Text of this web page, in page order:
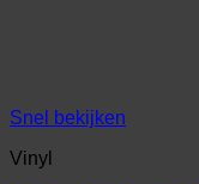
Snel bekijken
Vinyl